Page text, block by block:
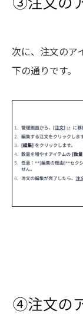
次に、注文のア
下の通りです。